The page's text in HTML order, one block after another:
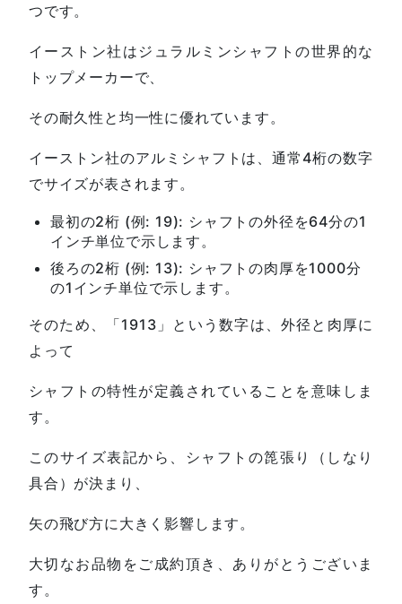
つです。
イーストン社はジュラルミンシャフトの世界的な
トップメーカーで、
その耐久性と均一性に優れています。
イーストン社のアルミシャフトは、通常4桁の数字
でサイズが表されます。
最初の2桁 (例: 19): シャフトの外径を64分の1
インチ単位で示します。
後ろの2桁 (例: 13): シャフトの肉厚を1000分
の1インチ単位で示します。
そのため、「1913」という数字は、外径と肉厚に
よって
シャフトの特性が定義されていることを意味しま
す。
このサイズ表記から、シャフトの箆張り（しなり
具合）が決まり、
矢の飛び方に大きく影響します。
大切なお品物をご成約頂き、ありがとうございま
す。